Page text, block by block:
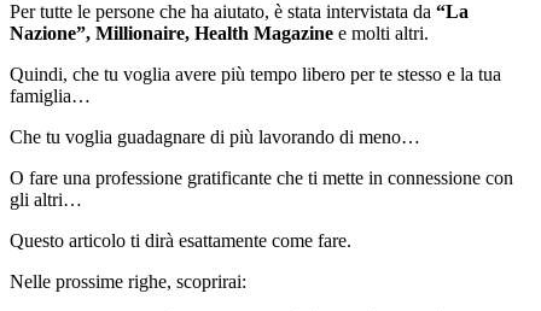
Per tutte le persone che ha aiutato, è stata intervistata da “La
Nazione”, Millionaire, Health Magazine e molti altri.
Quindi, che tu voglia avere più tempo libero per te stesso e la tua
famiglia…
Che tu voglia guadagnare di più lavorando di meno…
O fare una professione gratificante che ti mette in connessione con
gli altri…
Questo articolo ti dirà esattamente come fare.
Nelle prossime righe, scoprirai: